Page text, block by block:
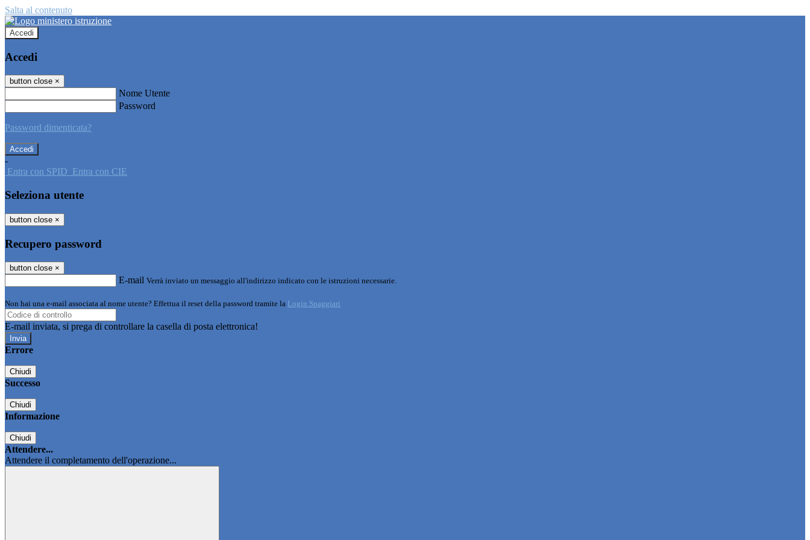
Salta al contenuto
Accedi
Accedi
button close ×
Nome Utente
Password
Password dimenticata?
-
Entra con SPID Entra con CIE
Seleziona utente
button close ×
Recupero password
button close ×
E-mail Verrà inviato un messaggio all'indirizzo indicato con le istruzioni necessarie.
Non hai una e-mail associata al nome utente? Effettua il reset della password tramite la Login Spaggiari
E-mail inviata, si prega di controllare la casella di posta elettronica!
Errore
Chiudi
Successo
Chiudi
Informazione
Chiudi
Attendere...
Attendere il completamento dell'operazione...